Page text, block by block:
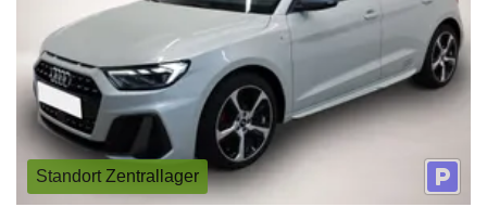
Standort Zentrallager